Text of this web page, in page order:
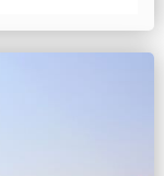
что в переводе